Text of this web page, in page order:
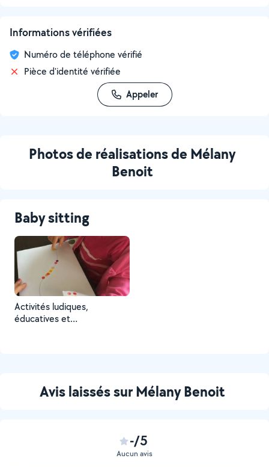
Informations vérifiées
Numéro de téléphone vérifié
Pièce d'identité vérifiée
Appeler
Photos de réalisations de Mélany
Benoit
Baby sitting
Activités ludiques,
éducatives et
Avis laissés sur Mélany Benoit
-/5
Aucun avis